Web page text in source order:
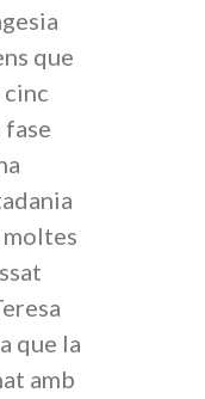
que
cinc
fase
moltes
que la
amb